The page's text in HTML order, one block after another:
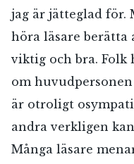
jag är jätteglad för.
höra läsare berätta
viktig och bra.
om
är otroligt
andra verkligen
Många läsare